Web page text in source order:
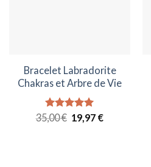
Bracelet Labradorite
Chakras et Arbre de Vie
Note 4.92
35,00€ Le
prix
19,97 €Le